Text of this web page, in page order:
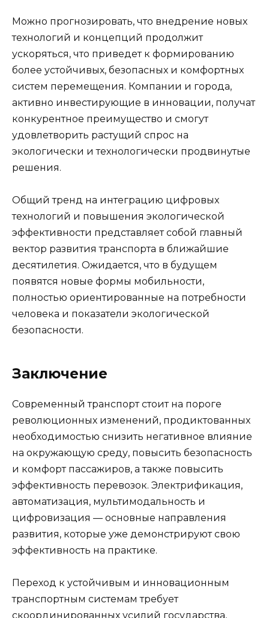
Можно прогнозировать, что внедрение новых
технологий и концепций продолжит
ускоряться, что приведет к формированию
более устойчивых, безопасных и комфортных
систем перемещения. Компании и города,
активно инвестирующие в инновации, получат
конкурентное преимущество и смогут
удовлетворить растущий спрос на
экологически и технологически продвинутые
решения.
Общий тренд на интеграцию цифровых
технологий и повышения экологической
эффективности представляет собой главный
вектор развития транспорта в ближайшие
десятилетия. Ожидается, что в будущем
появятся новые формы мобильности,
полностью ориентированные на потребности
человека и показатели экологической
безопасности.
Заключение
Современный транспорт стоит на пороге
революционных изменений, продиктованных
необходимостью снизить негативное влияние
на окружающую среду, повысить безопасность
и комфорт пассажиров, а также повысить
эффективность перевозок. Электрификация,
автоматизация, мультимодальность и
цифровизация — основные направления
развития, которые уже демонстрируют свою
эффективность на практике.
Переход к устойчивым и инновационным
транспортным системам требует
скоординированных усилий государства,